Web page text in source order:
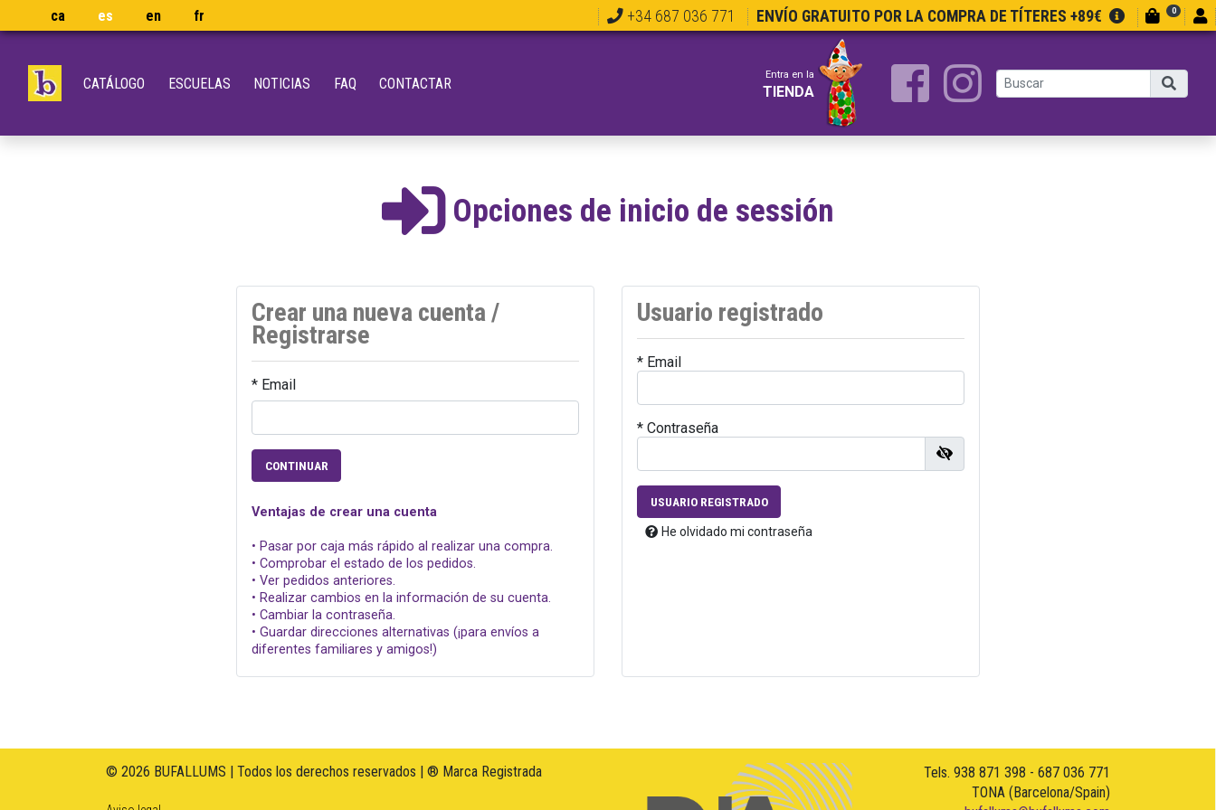
ca es en fr +34 687 036 771 ENVÍO GRATUITO POR LA COMPRA DE TÍTERES +89€ 0
CATÁLOGO ESCUELAS NOTICIAS FAQ CONTACTAR Entra en la
TIENDA
Opciones de inicio de sessión
Crear una nueva cuenta /
Registrarse
* Email
CONTINUAR
Ventajas de crear una cuenta
• Pasar por caja más rápido al realizar una compra.
• Comprobar el estado de los pedidos.
• Ver pedidos anteriores.
• Realizar cambios en la información de su cuenta.
• Cambiar la contraseña.
• Guardar direcciones alternativas (¡para envíos a
diferentes familiares y amigos!)
Usuario registrado
* Email
* Contraseña
USUARIO REGISTRADO
He olvidado mi contraseña
© 2026 BUFALLUMS | Todos los derechos reservados | ® Marca Registrada
Tels. 938 871 398 - 687 036 771
TONA (Barcelona/Spain)